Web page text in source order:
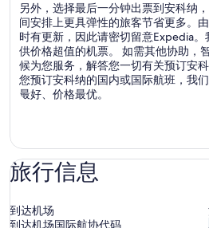
另外，选择最后一分钟出票到安科纳
间安排上更具弹性的旅客节省更多。
时有更新，因此请密切留意Expedia
供价格超值的机票。 如需其他协助，
候为您服务，解答您一切有关预订安
您预订安科纳的国内或国际航班，我
最好、价格最优。
旅行信息
到达机场
到达机场国际航协代码